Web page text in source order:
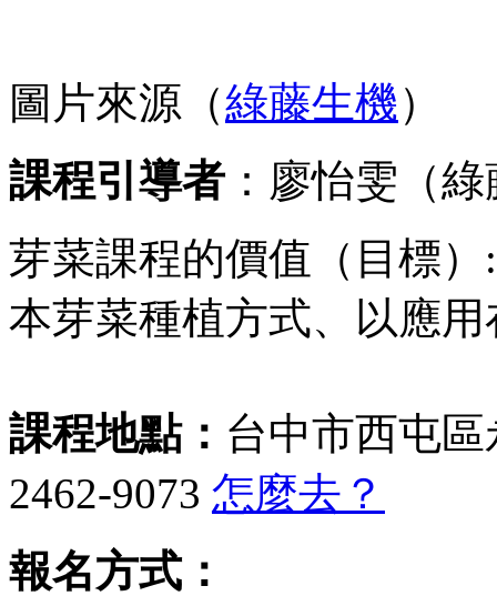
圖片來源（綠藤生機）
課程引導者 ：廖怡雯（
芽菜課程的價值（目標
本芽菜種植方式、以應
課程地點： 台中市西屯
2462-9073 怎麼去？
報名方式：